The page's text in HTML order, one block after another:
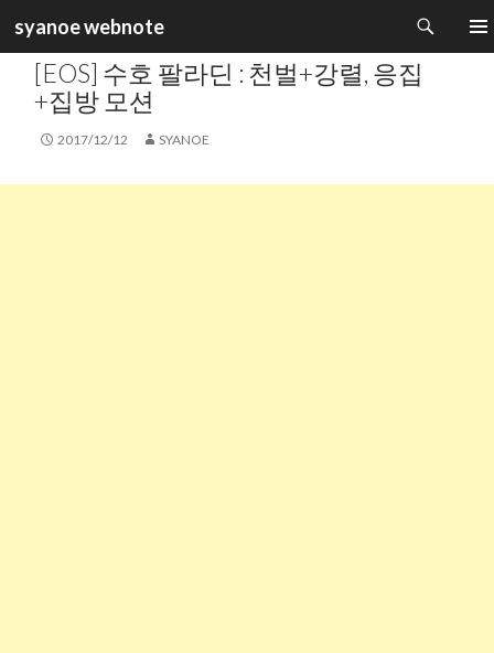
syanoe webnote
색
뛰
카테고리 :
[EOS] 수호 팔라딘 : 천벌+강렬, 응집
+집방 모션
2017/12/12 SYANOE